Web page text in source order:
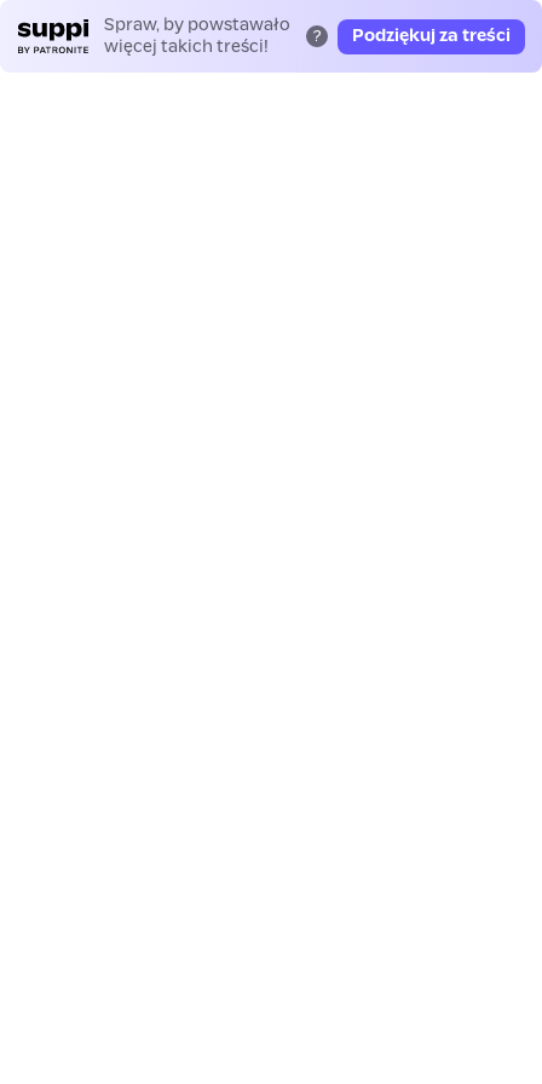
Spraw, by powstawało
więcej takich treści!
? Podziękuj za treści